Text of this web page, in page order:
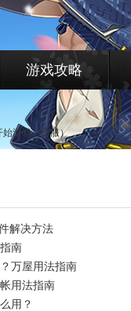
游戏攻略
始游戏（日服）
解决方法
南
万屋用法指南
用法指南
用？